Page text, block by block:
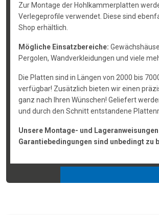
Zur Montage der Hohlkammerplatten
Verlegeprofile verwendet. Diese sind
Shop erhältlich.
Mögliche Einsatzbereiche:
Pergolen, Wandverkleidungen und viele
Die Platten sind in Längen von 2000 bis
verfügbar! Zusätzlich bieten wir einen
ganz nach Ihren Wünschen! Geliefert
und durch den Schnitt entstandene
Unsere Montage- und
Garantiebedingungen sind unbedingt zu